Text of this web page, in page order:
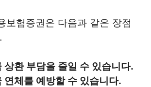
보험증권은 다음과 같은 장점
상환 부담을 줄일 수 있습니다.
연체를 예방할 수 있습니다.